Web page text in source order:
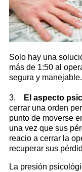
Solo hay una
más de 1:50 al
segura y manejable.
3. El aspecto
cerrar una orden
punto de moverse
una vez que sus
reacio a cerrar la
recuperar sus
La presión